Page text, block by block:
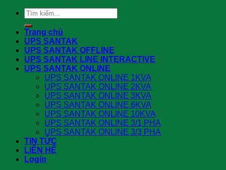
Search
for:
Trang chủ
UPS SANTAK
UPS SANTAK OFFLINE
UPS SANTAK LINE INTERACTIVE
UPS SANTAK ONLINE
UPS SANTAK ONLINE 1KVA
UPS SANTAK ONLINE 2KVA
UPS SANTAK ONLINE 3KVA
UPS SANTAK ONLINE 6KVA
UPS SANTAK ONLINE 10KVA
UPS SANTAK ONLINE 3/1 PHA
UPS SANTAK ONLINE 3/3 PHA
TIN TỨC
LIÊN HỆ
Login